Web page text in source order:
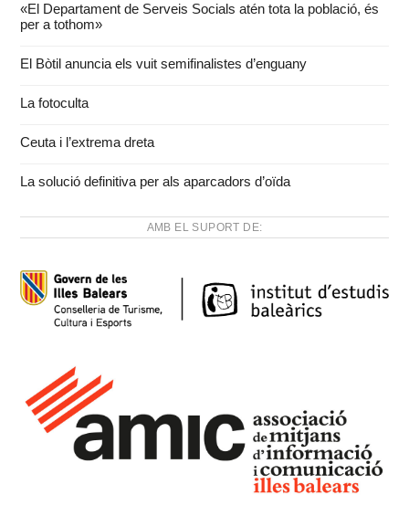
«El Departament de Serveis Socials atén tota la població, és
per a tothom»
El Bòtil anuncia els vuit semifinalistes d’enguany
La fotoculta
Ceuta i l’extrema dreta
La solució definitiva per als aparcadors d’oïda
AMB EL SUPORT DE: